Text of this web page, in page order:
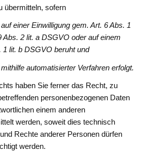
übermitteln, sofern
einer Einwilligung gem. Art. 6 Abs. 1
Abs. 2 lit. a DSGVO oder auf einem
1 lit. b DSGVO beruht und
automatisierter Verfahren erfolgt.
haben Sie ferner das Recht, zu
personenbezogenen Daten
einem anderen
werden, soweit dies technisch
Rechte anderer Personen dürfen
werden.